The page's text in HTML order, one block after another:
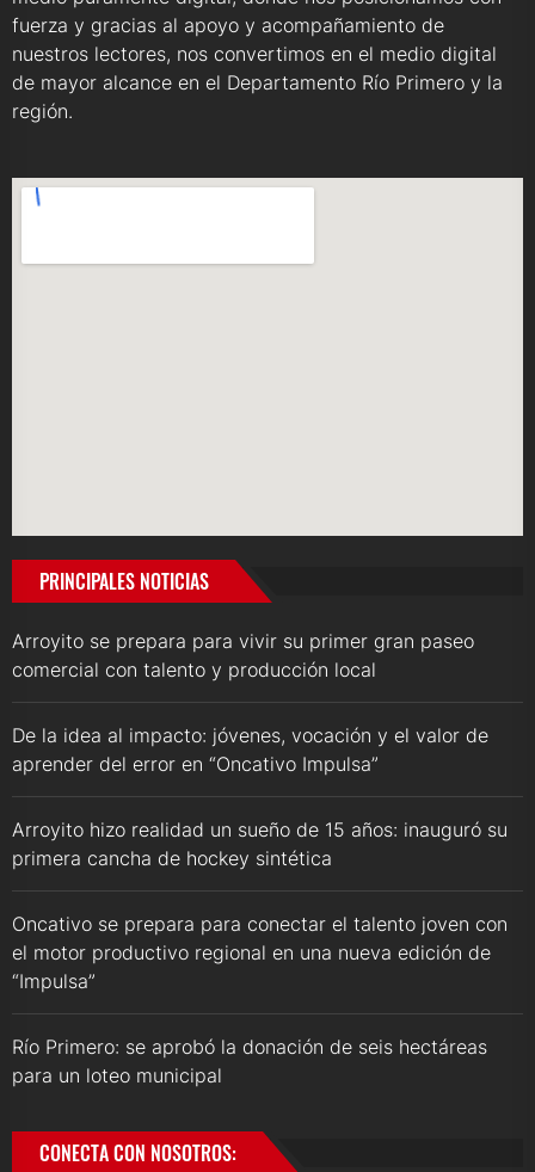
fuerza y gracias al apoyo y acompañamiento de
nuestros lectores, nos convertimos en el medio digital
de mayor alcance en el Departamento Río Primero y la
región.
PRINCIPALES NOTICIAS
Arroyito se prepara para vivir su primer gran paseo
comercial con talento y producción local
De la idea al impacto: jóvenes, vocación y el valor de
aprender del error en “Oncativo Impulsa”
Arroyito hizo realidad un sueño de 15 años: inauguró su
primera cancha de hockey sintética
Oncativo se prepara para conectar el talento joven con
el motor productivo regional en una nueva edición de
“Impulsa”
Río Primero: se aprobó la donación de seis hectáreas
para un loteo municipal
CONECTA CON NOSOTROS: